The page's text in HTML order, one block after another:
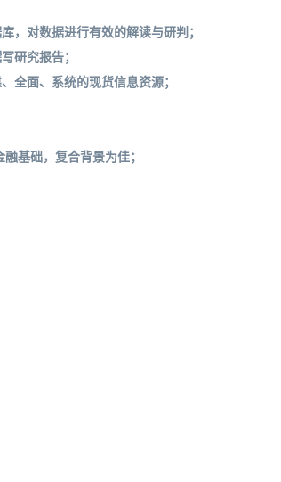
，对数据进行有效的解读与研判；
研究报告；
全面、系统的现货信息资源；
基础，复合背景为佳；